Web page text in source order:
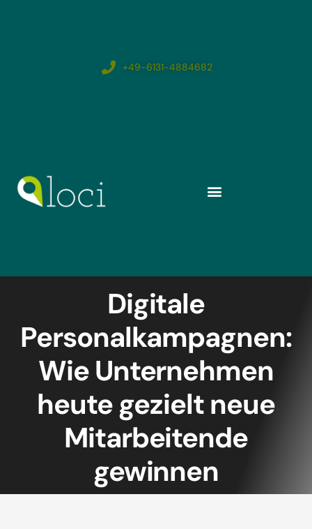
+49-6131-4884682
Digitale
Personalkampagnen:
Wie Unternehmen
heute gezielt neue
Mitarbeitende
gewinnen